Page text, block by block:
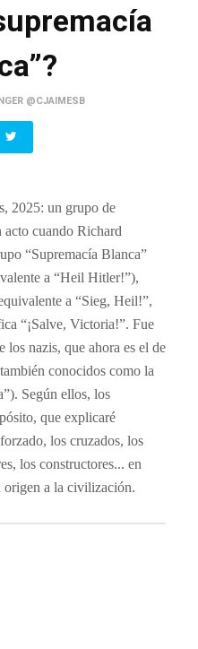
@CJAIMESB
2025: un grupo de
acto cuando Richard
“Supremacía Blanca”
a “Heil Hitler!”),
a “Sieg, Heil!”,
“¡Salve, Victoria!”. Fue
los nazis, que ahora es el de
conocidos como la
Según ellos, los
que explicaré
los cruzados, los
los constructores... en
origen a la civilización.